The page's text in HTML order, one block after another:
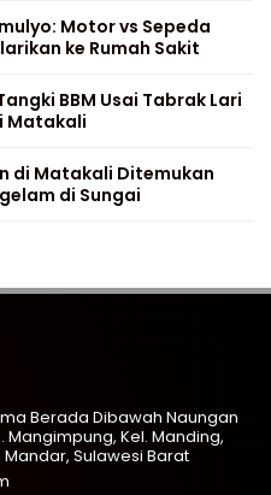
Motor vs Sepeda
ke Rumah Sakit
BBM Usai Tabrak Lari
Matakali
di Matakali Ditemukan
di Sungai
Berada Dibawah Naungan
Mangimpung, Kel. Manding,
Sulawesi Barat